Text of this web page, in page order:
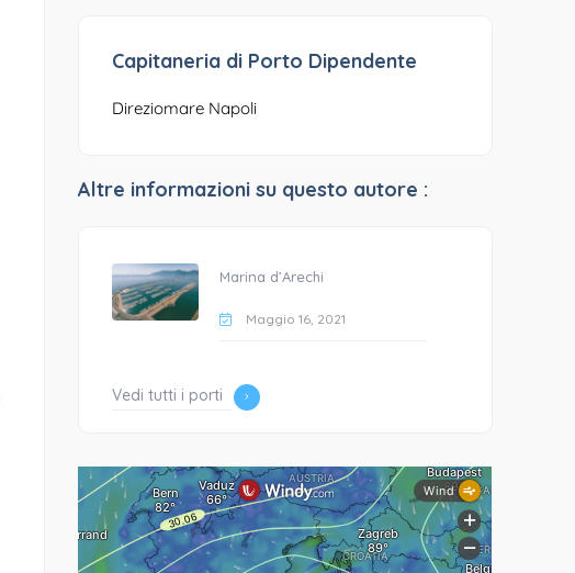
Capitaneria di Porto Dipendente
Direziomare Napoli
Altre informazioni su questo autore :
Marina d’Arechi
Maggio 16, 2021
Vedi tutti i porti